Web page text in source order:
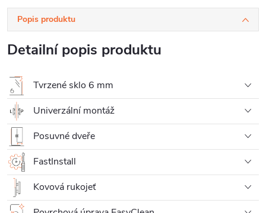
Popis produktu
Detailní popis produktu
Tvrzené sklo 6 mm
Univerzální montáž
Posuvné dveře
FastInstall
Kovová rukojeť